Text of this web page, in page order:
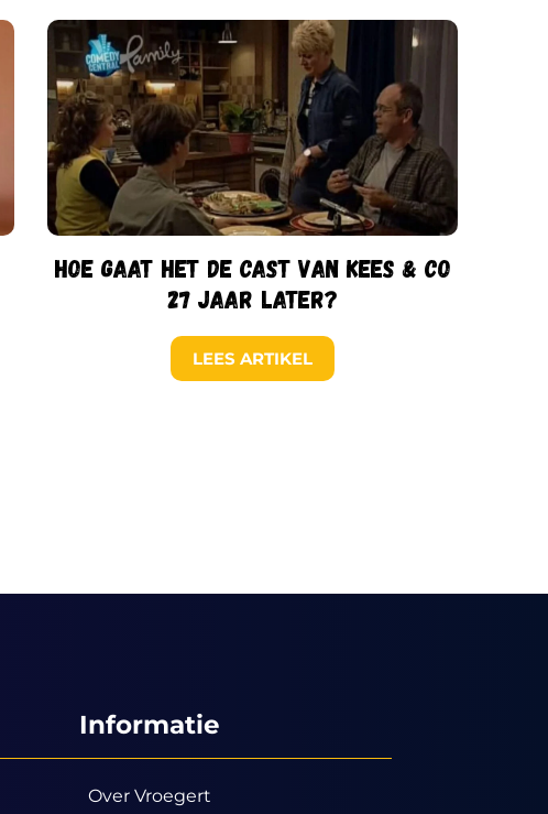
Hoe gaat het de cast van Kees & Co
27 jaar later?
LEES ARTIKEL
Informatie
Over Vroegert